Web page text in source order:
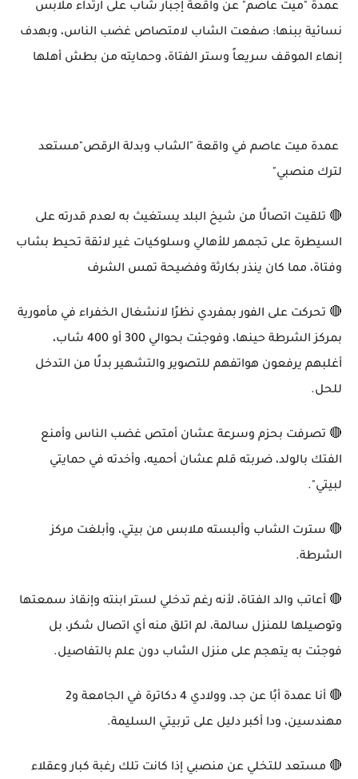
عمدة "ميت عاصم" عن واقعة إجبار شاب على ارتداء ملابس
نسائية ببنها: صفعت الشاب لامتصاص غضب الناس، وبهدف
إنهاء الموقف سريعاً وستر الفتاة، وحمايته من بطش أهلها
عمدة ميت عاصم في واقعة "الشاب وبدلة الرقص"مستعد
لترك منصبي"
🔴 تلقيت اتصالًا من شيخ البلد يستغيث به لعدم قدرته على
السيطرة على تجمهر للأهالي وسلوكيات غير لائقة تحيط بشاب
وفتاة، مما كان ينذر بكارثة وفضيحة تمس الشرف
🔴 تحركت على الفور بمفردي نظرًا لانشغال الخفراء في مأمورية
بمركز الشرطة حينها، وفوجئت بحوالي 300 أو 400 شاب،
أغلبهم يرفعون هواتفهم للتصوير والتشهير بدلًا من التدخل
للحل.
🔴 تصرفت بحزم وسرعة عشان أمتص غضب الناس وأمنع
الفتك بالولد، ضربته قلم عشان أحميه، وأخدته في حمايتي
لبيتي".
🔴 سترت الشاب وألبسته ملابس من بيتي، وأبلغت مركز
الشرطة.
🔴 أعاتب والد الفتاة، لأنه رغم تدخلي لستر ابنته وإنقاذ سمعتها
وتوصيلها للمنزل سالمة، لم اتلق منه أي اتصال شكر، بل
فوجئت به يتهجم على منزل الشاب دون علم بالتفاصيل.
🔴 أنا عمدة أبًا عن جد، وولادي 4 دكاترة في الجامعة و2
مهندسين، ودا أكبر دليل على تربيتي السليمة.
🔴 مستعد للتخلي عن منصبي إذا كانت تلك رغبة كبار وعقلاء